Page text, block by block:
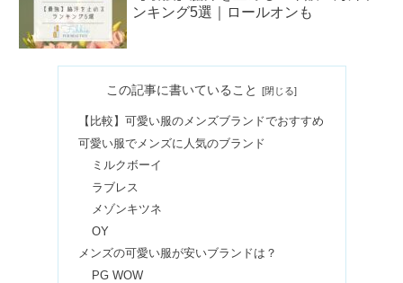
ンキング5選｜ロールオンも
グ8選！折りたたみや可愛い軽量は？
【量産型】大人っぽい服ブランド10選
｜安い＆スマホケースも
50代ファッションブランド10選｜大人
可愛い・上品ワンピースが安い
この記事に書いていること
【比較】可愛い服のメンズブランドでおすすめ
可愛い服でメンズに人気のブランド
ミルクボーイ
ラブレス
メゾンキツネ
OY
メンズの可愛い服が安いブランドは？
PG WOW